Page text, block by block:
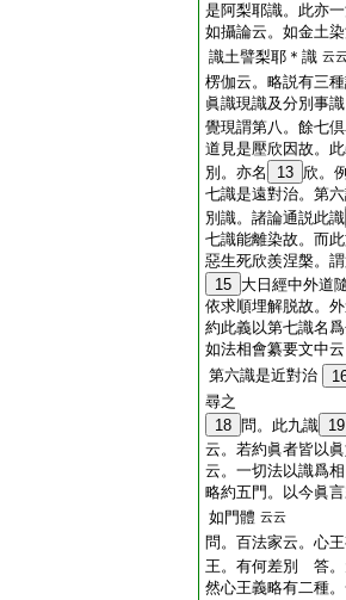
是阿梨耶識。此亦
如攝論云。如金土
識土譬梨耶＊識 云
楞伽云。略説有三
眞識現識及分別事
覺現謂第八。餘七
道見是壓欣因故。
別。亦名
13 欣。
七識是遠對治。第
別識。諸論通説此識
七識能離染故。而
惡生死欣羨涅槃。
15 大日經中外道
依求順埋解脱故。
約此義以第七識名
如法相會纂要文中
第六識是近對治
尋之
18 問。此九識 19
云。若約眞者皆以
云。一切法以識爲
略約五門。以今眞
如門體 云云
問。百法家云。心
王。有何差別 答。
然心王義略有二種